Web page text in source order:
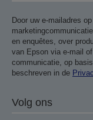
Door uw e-mailadres
en enquêtes, over
van Epson via e-mail
communicatie, op
beschreven in de
Volg ons